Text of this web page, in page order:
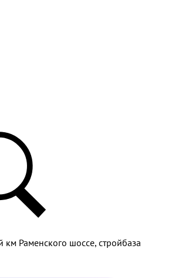
км Раменского шоссе, стройбаза